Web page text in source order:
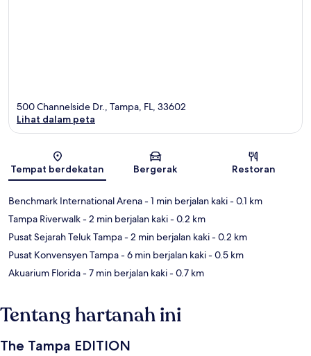
Peta
500 Channelside Dr., Tampa, FL, 33602
Lihat dalam peta
Tempat berdekatan Bergerak Restoran
Benchmark International Arena- 1 min berjalan kaki- 0.1 km
Tampa Riverwalk- 2 min berjalan kaki- 0.2 km
Pusat Sejarah Teluk Tampa- 2 min berjalan kaki- 0.2 km
Pusat Konvensyen Tampa- 6 min berjalan kaki- 0.5 km
Akuarium Florida- 7 min berjalan kaki- 0.7 km
Tentang hartanah ini
The Tampa EDITION